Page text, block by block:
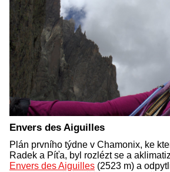
Envers des Aiguilles
Plán prvního týdne v Chamonix, ke
Radek a Píťa, byl rozlézt se a
Envers des Aiguilles (2523 m) a